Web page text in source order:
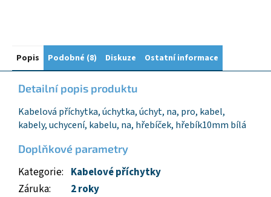
Popis Podobné (8) Diskuze Ostatní informace
Detailní popis produktu
Kabelová příchytka, úchytka, úchyt, na, pro, kabel,
kabely, uchycení, kabelu, na, hřebíček, hřebík10mm bílá
Doplňkové parametry
Kategorie: Kabelové příchytky
Záruka:
2 roky